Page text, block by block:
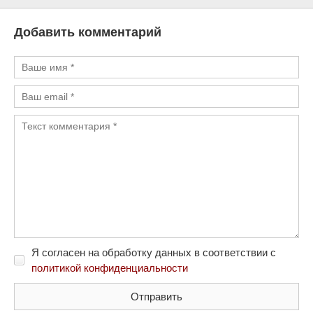
Добавить комментарий
Я согласен на обработку данных в соответствии с
политикой конфиденциальности